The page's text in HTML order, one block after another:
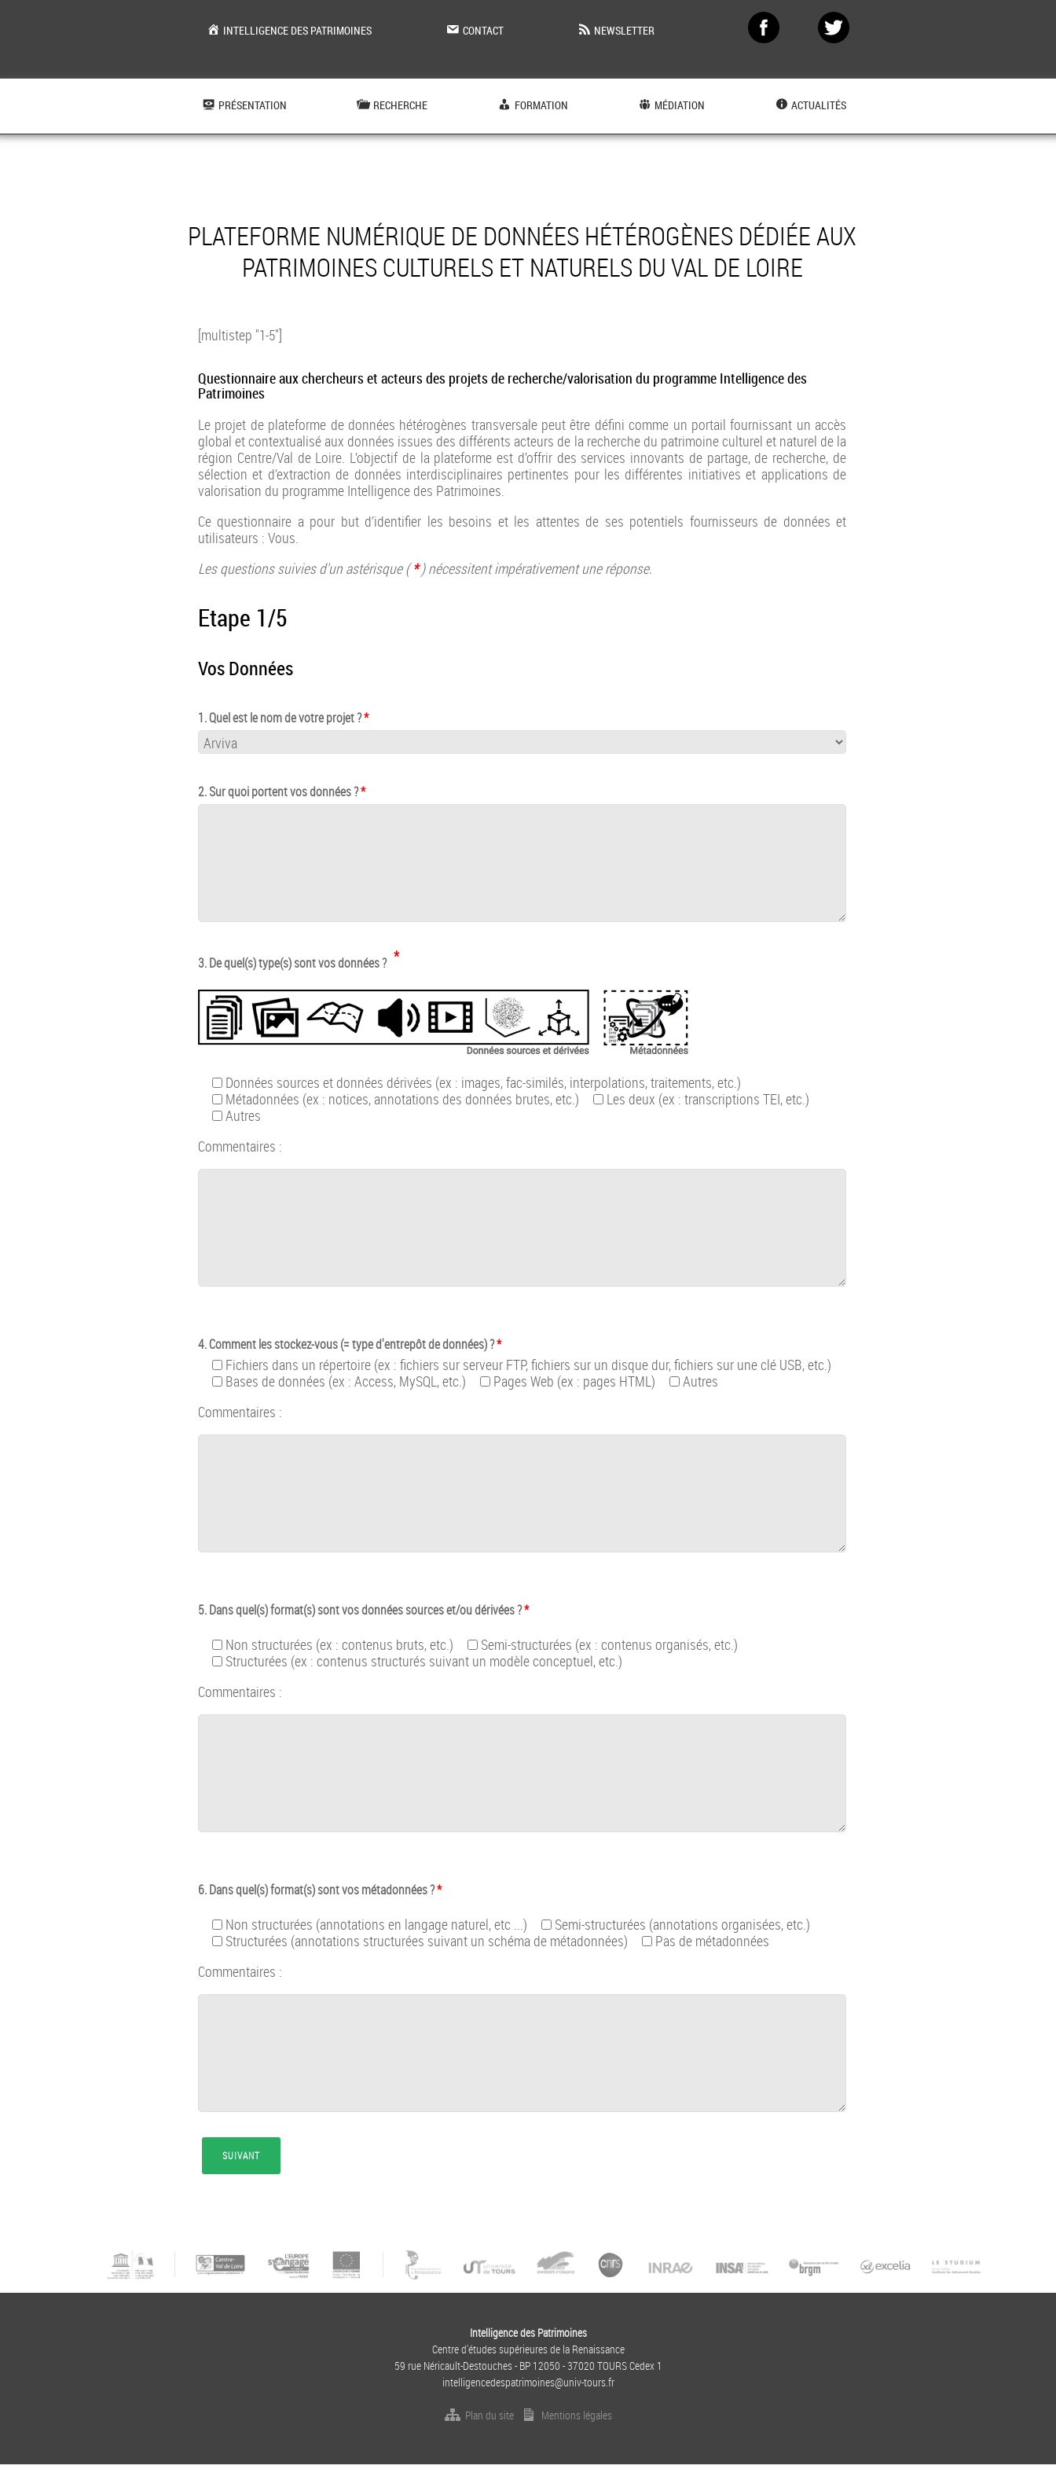
INTELLIGENCE DES PATRIMOINES CONTACT NEWSLETTER
PRÉSENTATION RECHERCHE FORMATION MÉDIATION ACTUALITÉS
PLATEFORME NUMÉRIQUE DE DONNÉES HÉTÉROGÈNES DÉDIÉE AUX
PATRIMOINES CULTURELS ET NATURELS DU VAL DE LOIRE
[multistep "1-5"]
Questionnaire aux chercheurs et acteurs des projets de recherche/valorisation du programme Intelligence des
Patrimoines
Le projet de plateforme de données hétérogènes transversale peut être défini comme un portail fournissant un accès
global et contextualisé aux données issues des différents acteurs de la recherche du patrimoine culturel et naturel de la
région Centre/Val de Loire. L’objectif de la plateforme est d’offrir des services innovants de partage, de recherche, de
sélection et d’extraction de données interdisciplinaires pertinentes pour les différentes initiatives et applications de
valorisation du programme Intelligence des Patrimoines.
Ce questionnaire a pour but d’identifier les besoins et les attentes de ses potentiels fournisseurs de données et
utilisateurs : Vous.
Les questions suivies d'un astérisque (*) nécessitent impérativement une réponse.
Etape 1/5
Vos Données
1. Quel est le nom de votre projet ?*
2. Sur quoi portent vos données ?*
3. De quel(s) type(s) sont vos données ? *
Données sources et données dérivées (ex : images, fac-similés, interpolations, traitements, etc.)
Métadonnées (ex : notices, annotations des données brutes, etc.)
Les deux (ex : transcriptions TEI, etc.)
Autres
Commentaires :
4. Comment les stockez-vous (= type d'entrepôt de données) ?*
Fichiers dans un répertoire (ex : fichiers sur serveur FTP, fichiers sur un disque dur, fichiers sur une clé USB, etc.)
Bases de données (ex : Access, MySQL, etc.)
Pages Web (ex : pages HTML)
Autres
Commentaires :
5. Dans quel(s) format(s) sont vos données sources et/ou dérivées ?*
Non structurées (ex : contenus bruts, etc.)
Semi-structurées (ex : contenus organisés, etc.)
Structurées (ex : contenus structurés suivant un modèle conceptuel, etc.)
Commentaires :
6. Dans quel(s) format(s) sont vos métadonnées ?*
Non structurées (annotations en langage naturel, etc ...)
Semi-structurées (annotations organisées, etc.)
Structurées (annotations structurées suivant un schéma de métadonnées)
Pas de métadonnées
Commentaires :
SUIVANT
Intelligence des Patrimoines
Centre d'études supérieures de la Renaissance
59 rue Néricault-Destouches - BP 12050 - 37020 TOURS Cedex 1
intelligencedespatrimoines@univ-tours.fr
Plan du site Mentions légales